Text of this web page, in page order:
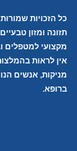
כל הזכויות
תזונה ומזון
מקצועי למטפלים
אין לראות
מניקות, אנשים
ברופא.